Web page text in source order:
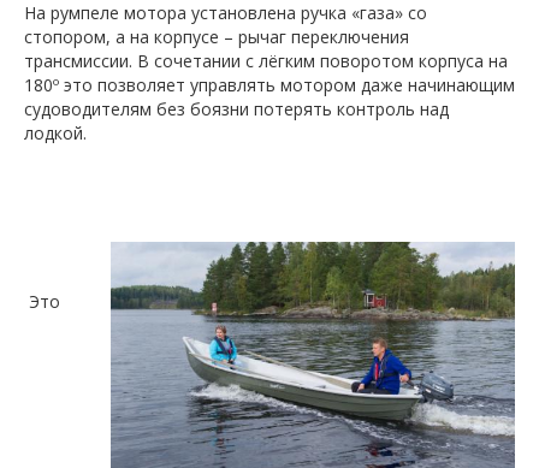
На румпеле мотора установлена ручка «газа» со
стопором, а на корпусе – рычаг переключения
трансмиссии. В сочетании с лёгким поворотом корпуса на
180º это позволяет управлять мотором даже начинающим
судоводителям без боязни потерять контроль над
лодкой.
Это